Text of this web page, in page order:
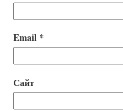
Email *
Сайт